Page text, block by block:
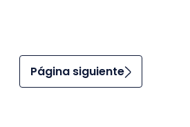
Página siguiente